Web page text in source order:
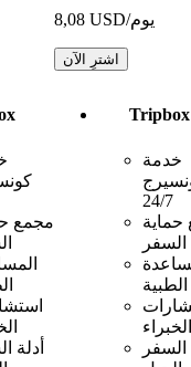
مجمع
أدلة
8,08 USD/يوم
اشترِ الآن
Tripbox
خدمة
24/7
السفر
الطبية
الخبراء
السفر